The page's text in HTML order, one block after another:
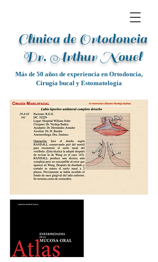
Clínica de Ortodoncia
Dr. Arthur Nouel
Más de 50 años de experiencia en Ortodoncia,
Cirugía bucal y Estomatología